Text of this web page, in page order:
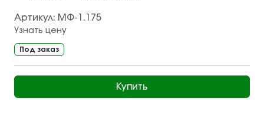
Артикул: МФ-1.175
Узнать цену
Под заказ
Купить